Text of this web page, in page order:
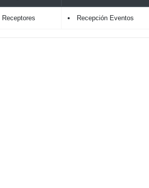
Receptores Recepción Eventos